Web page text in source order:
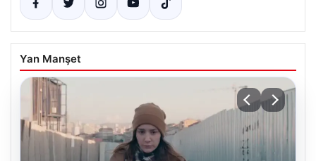
Yan Manşet